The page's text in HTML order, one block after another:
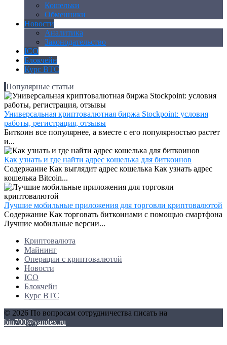
Кошельки
Обменники
Новости
Аналитика
Законодательство
ICO
Блокчейн
Курс BTC
Популярные статьи
Универсальная криптовалютная биржа Stockpoint: условия
работы, регистрация, отзывы
Биткоин все популярнее, а вместе с его популярностью растет
и...
Как узнать и где найти адрес кошелька для биткоинов
Содержание Как выглядит адрес кошелька Как узнать адрес
кошелька Bitcoin...
Лучшие мобильные приложения для торговли криптовалютой
Содержание Как торговать биткоинами с помощью смартфона
Лучшие мобильные версии...
Криптовалюта
Майнинг
Операции с криптовалютой
Новости
ICO
Блокчейн
Курс BTC
© 2026 По вопросам сотрудничества писать на
bin700@yandex.ru